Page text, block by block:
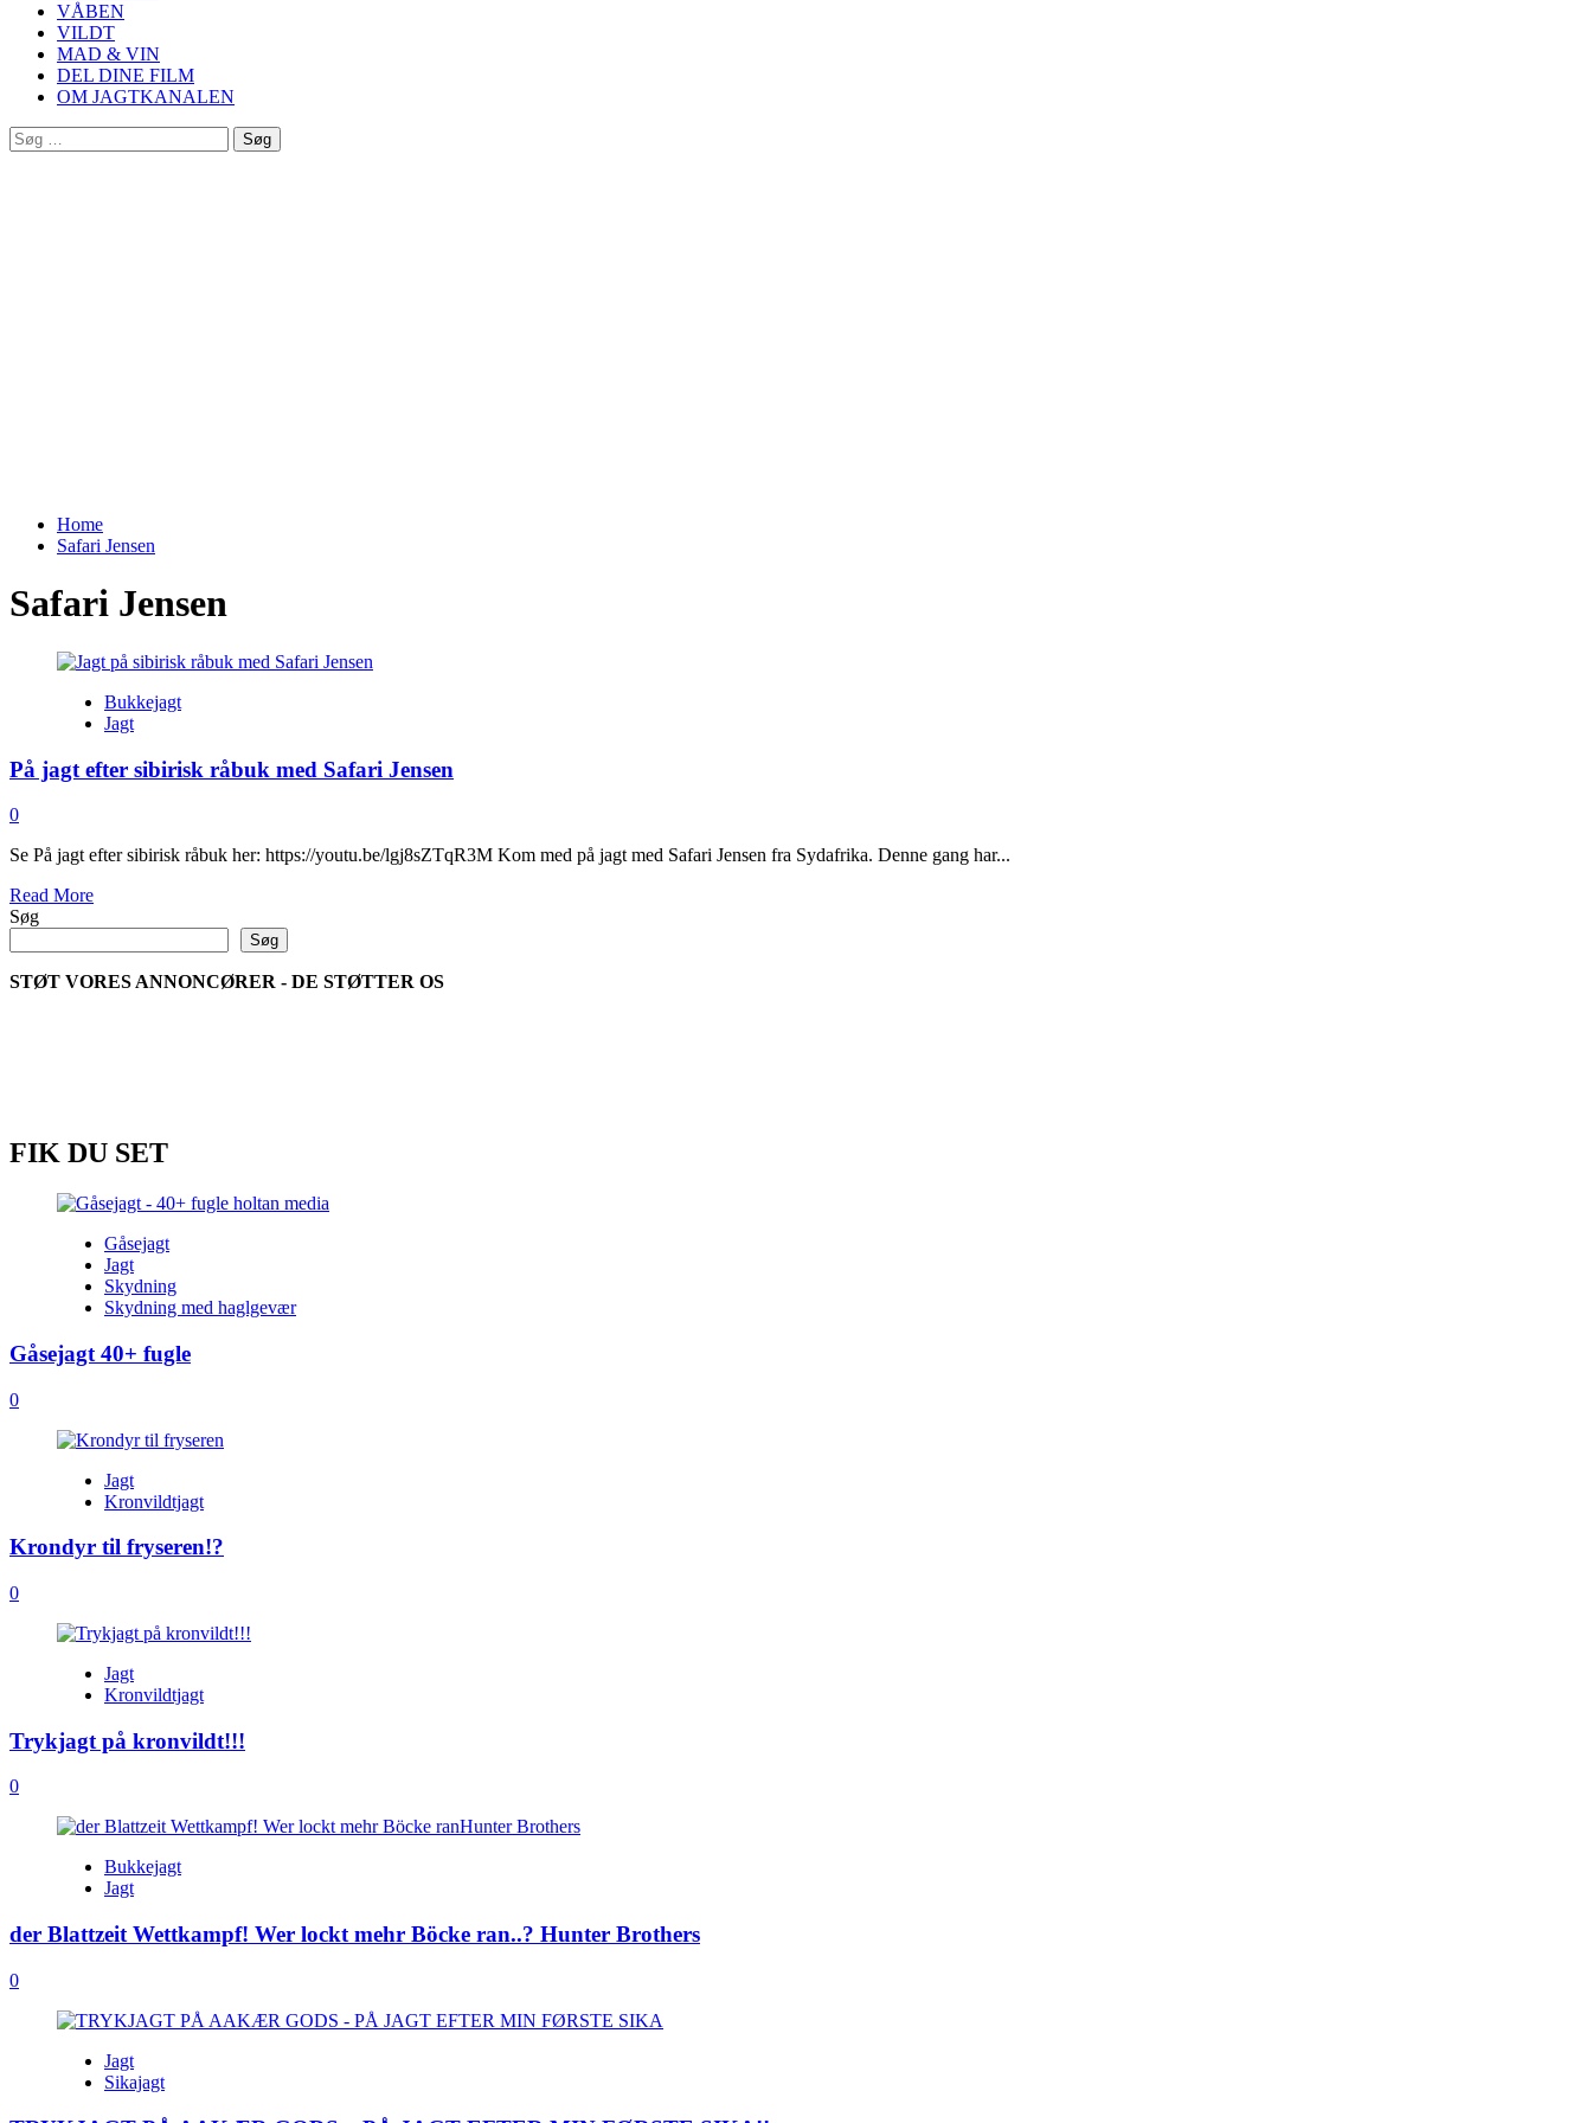
VÅBEN
VILDT
MAD & VIN
DEL DINE FILM
OM JAGTKANALEN
Søg
efter:
Home
Safari Jensen
Safari Jensen
Bukkejagt
Jagt
På jagt efter sibirisk råbuk med Safari Jensen
0
Se På jagt efter sibirisk råbuk her: https://youtu.be/lgj8sZTqR3M Kom med på jagt med Safari Jensen fra Sydafrika. Denne gang har...
Read MoreRead
På
jagt
Søg
Søg
STØT VORES ANNONCØRER - DE STØTTER OS
FIK DU SET
Gåsejagt
Jagt
Skydning
Skydning med haglgevær
Gåsejagt 40+ fugle
0
Jagt
Kronvildtjagt
Krondyr til fryseren!?
0
Jagt
Kronvildtjagt
Trykjagt på kronvildt!!!
0
Bukkejagt
Jagt
der Blattzeit Wettkampf! Wer lockt mehr Böcke ran..? Hunter Brothers
0
Jagt
Sikajagt